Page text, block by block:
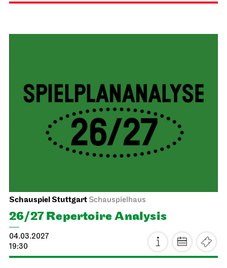
For families
The Three Investigators and the
Hall of Mirrors
19.03.2027